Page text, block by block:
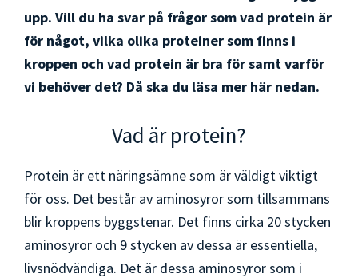
upp. Vill du ha svar på frågor som vad protein är
för något, vilka olika proteiner som finns i
kroppen och vad protein är bra för samt varför
vi behöver det? Då ska du läsa mer här nedan.
Vad är protein?
Protein är ett näringsämne som är väldigt viktigt
för oss. Det består av aminosyror som tillsammans
blir kroppens byggstenar. Det finns cirka 20 stycken
aminosyror och 9 stycken av dessa är essentiella,
livsnödvändiga. Det är dessa aminosyror som i